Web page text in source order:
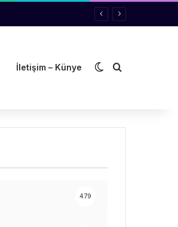
İletişim – Künye Dış görünümü
Arama yap
479